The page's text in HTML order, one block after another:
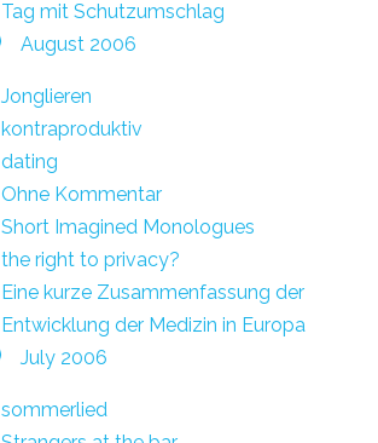
Tag mit Schutzumschlag
August 2006
Jonglieren
kontraproduktiv
dating
Ohne Kommentar
Short Imagined Monologues
the right to privacy?
Eine kurze Zusammenfassung der
Entwicklung der Medizin in Europa
July 2006
sommerlied